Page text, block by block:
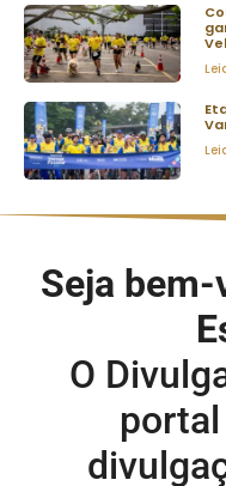
Seja
O